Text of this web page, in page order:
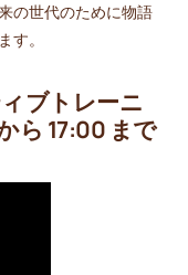
の世代のために物語
す。
ブトレーニ
ら 17:00 まで